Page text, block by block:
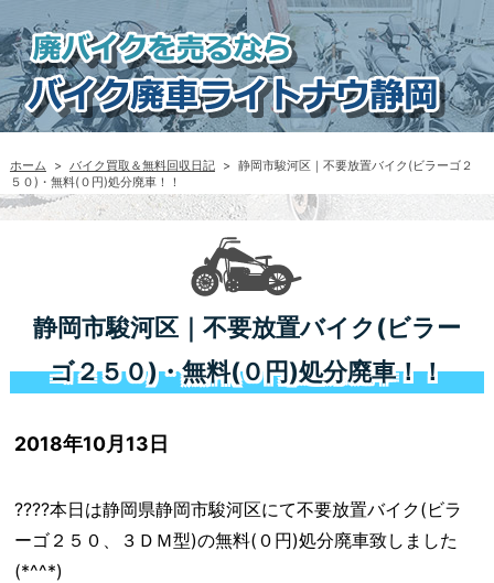
ホーム > バイク買取＆無料回収日記 > 静岡市駿河区｜不要放置バイク(ビラーゴ２
５０)・無料(０円)処分廃車！！
静岡市駿河区｜不要放置バイク(ビラー
ゴ２５０)・無料(０円)処分廃車！！
2018年10月13日
????本日は静岡県静岡市駿河区にて不要放置バイク(ビラ
ーゴ２５０、３ＤＭ型)の無料(０円)処分廃車致しました
(*^^*)